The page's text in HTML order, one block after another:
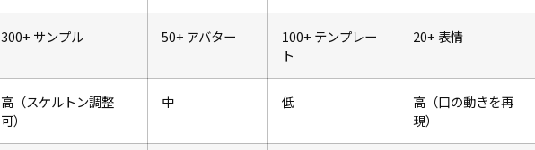
300+ サンプル 50+ アバター
100+ テンプレー
ト
20+ 表情
高（スケルトン調整
可）
中 低
高（口の動きを再
現）